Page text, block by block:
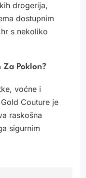
drogerija,
dostupnim
s nekoliko
Za Poklon?
voćne i
Couture je
raskošna
sigurnim